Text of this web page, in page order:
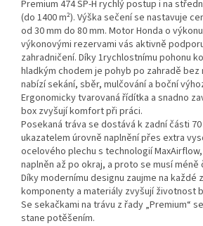
Premium 474 SP-H rychlý postup i na
(do 1400 m²). Výška sečení se nastavuje
od 30 mm do 80 mm. Motor Honda o
výkonovými rezervami vás aktivně
zahradničení. Díky 1rychlostnímu pohonu
hladkým chodem je pohyb po zahradě bez
nabízí sekání, sběr, mulčování a boční
Ergonomicky tvarovaná řídítka a snadno
box zvyšují komfort při práci.
Posekaná tráva se dostává k zadní části
ukazatelem úrovně naplnění přes extra
ocelového plechu s technologií
naplněn až po okraj, a proto se musí
Díky modernímu designu zaujme na každé
komponenty a materiály zvyšují životnost
Se sekačkami na trávu z řady „Premium“
stane potěšením.